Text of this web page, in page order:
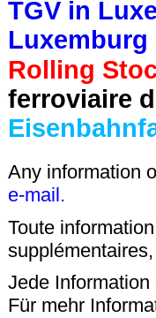
TGV in
Luxemburg
Rolling
ferroviaire
Any information
e-mail.
Toute
Jede
Für mehr